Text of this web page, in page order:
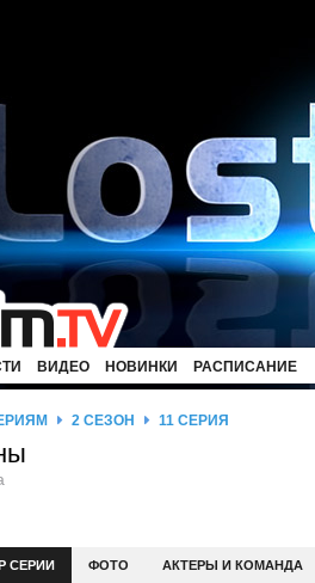
ВИДЕО НОВИНКИ РАСПИСАНИЕ
2 СЕЗОН 11 СЕРИЯ
СЕРИИ ФОТО АКТЕРЫ И КОМАНДА